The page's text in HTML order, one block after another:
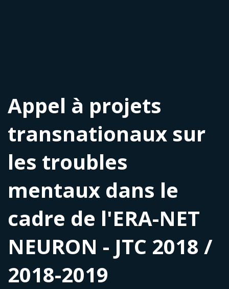
Appel à projets
transnationaux sur
les troubles
mentaux dans le
cadre de l'ERA-NET
NEURON - JTC 2018 /
2018-2019